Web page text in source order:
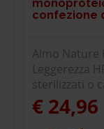
confezione
Almo Nature
Leggerezza
sterilizzati o
€ 24,96